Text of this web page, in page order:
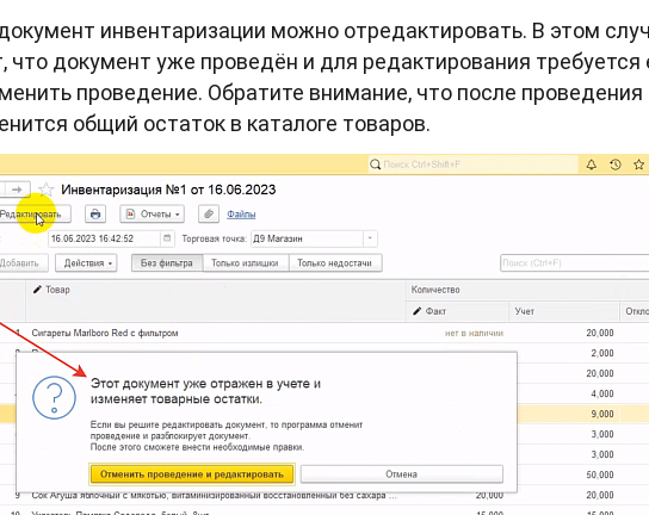
инвентаризации можно отредактировать. В этом
что документ уже проведён и для редактирования требуется
проведение. Обратите внимание, что после проведения
общий остаток в каталоге товаров.